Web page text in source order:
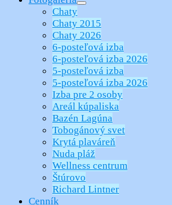
Menu
Toggle
Chaty
Chaty 2015
Chaty 2026
6-posteľová izba
6-posteľová izba 2026
5-posteľová izba
5-posteľová izba 2026
Izba pre 2 osoby
Areál kúpaliska
Bazén Lagúna
Tobogánový svet
Krytá plaváreň
Nuda pláž
Wellness centrum
Štúrovo
Richard Lintner
Cenník